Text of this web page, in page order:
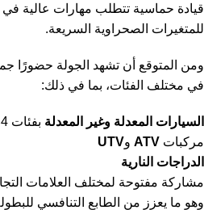
قيادة حماسية تتطلب مهارات عالية في
للمتغيرات الصحراوية السريعة.
ومن المتوقع أن تشهد الجولة حضورًا
في مختلف الفئات، بما في ذلك:
السيارات المعدلة وغير المعدلة بفئات 4، 6، و8 سلندر
مركبات ATV وUTV
الدراجات النارية
مشاركة مفتوحة لمختلف العلامات
وهو ما يعزز من الطابع التنافسي